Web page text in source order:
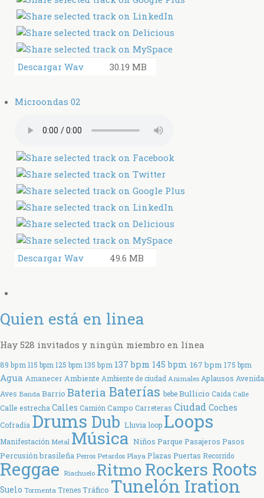
Descargar Wav 30.19 MB
Microondas 02
Descargar Wav 49.6 MB
Quien está en linea
Hay 528 invitados y ningún miembro en línea
89 bpm 115 bpm 125 bpm 135 bpm 137 bpm 145 bpm 167 bpm 175 bpm
Agua Amanecer Ambiente Ambiente de ciudad Animales Aplausos Avenida
Aves Banda Barrio Bateria Baterías bebeBullicio Caida Calle
Calle estrecha Calles Camión Campo Carreteras Ciudad Coches
Cofradía Drums Dub Lluvia loop Loops
Manifestación Metal Música Niños Parque Pasajeros Pasos
Percusión brasileña Perros Petardos Playa Plazas Puertas Recorrido
Reggae Riachuelo Ritmo Rockers Roots
Suelo Tormenta Trenes Tráfico Tunelón Iration